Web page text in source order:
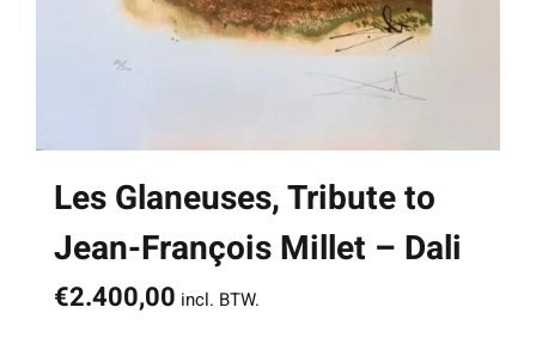
Les Glaneuses, Tribute to
Jean-François Millet – Dali
€2.400,00 incl. BTW.